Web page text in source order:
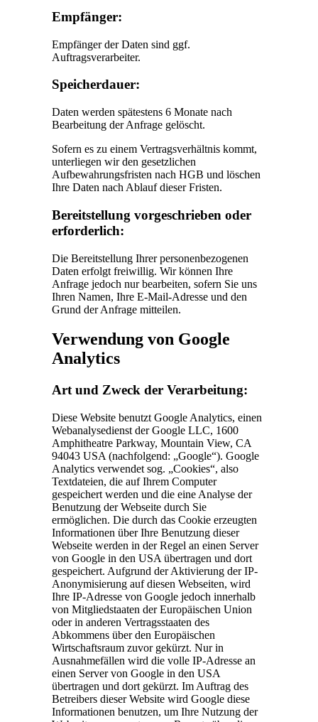
Empfänger:
Empfänger der Daten sind ggf.
Auftragsverarbeiter.
Speicherdauer:
Daten werden spätestens 6 Monate nach
Bearbeitung der Anfrage gelöscht.
Sofern es zu einem Vertragsverhältnis kommt,
unterliegen wir den gesetzlichen
Aufbewahrungsfristen nach HGB und löschen
Ihre Daten nach Ablauf dieser Fristen.
Bereitstellung vorgeschrieben oder
erforderlich:
Die Bereitstellung Ihrer personenbezogenen
Daten erfolgt freiwillig. Wir können Ihre
Anfrage jedoch nur bearbeiten, sofern Sie uns
Ihren Namen, Ihre E-Mail-Adresse und den
Grund der Anfrage mitteilen.
Verwendung von Google
Analytics
Art und Zweck der Verarbeitung:
Diese Website benutzt Google Analytics, einen
Webanalysedienst der Google LLC, 1600
Amphitheatre Parkway, Mountain View, CA
94043 USA (nachfolgend: „Google“). Google
Analytics verwendet sog. „Cookies“, also
Textdateien, die auf Ihrem Computer
gespeichert werden und die eine Analyse der
Benutzung der Webseite durch Sie
ermöglichen. Die durch das Cookie erzeugten
Informationen über Ihre Benutzung dieser
Webseite werden in der Regel an einen Server
von Google in den USA übertragen und dort
gespeichert. Aufgrund der Aktivierung der IP-
Anonymisierung auf diesen Webseiten, wird
Ihre IP-Adresse von Google jedoch innerhalb
von Mitgliedstaaten der Europäischen Union
oder in anderen Vertragsstaaten des
Abkommens über den Europäischen
Wirtschaftsraum zuvor gekürzt. Nur in
Ausnahmefällen wird die volle IP-Adresse an
einen Server von Google in den USA
übertragen und dort gekürzt. Im Auftrag des
Betreibers dieser Website wird Google diese
Informationen benutzen, um Ihre Nutzung der